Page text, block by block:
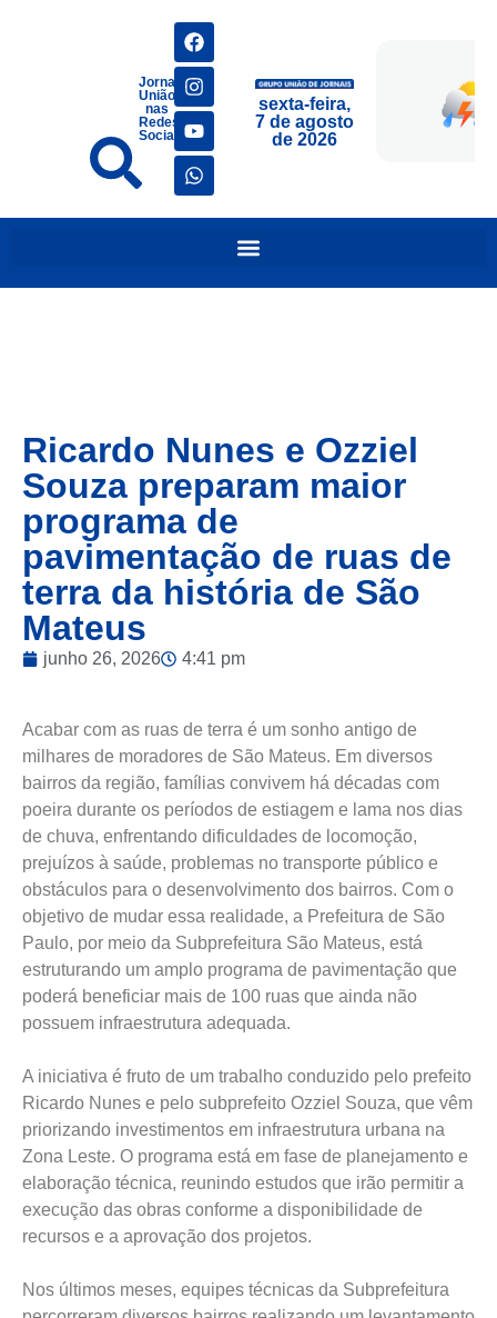
Jornais
União
nas
Redes
Sociais
sexta-feira,
7 de agosto
de 2026
Ricardo Nunes e Ozziel
Souza preparam maior
programa de
pavimentação de ruas de
terra da história de São
Mateus
junho 26, 2026 4:41 pm
Acabar com as ruas de terra é um sonho antigo de
milhares de moradores de São Mateus. Em diversos
bairros da região, famílias convivem há décadas com
poeira durante os períodos de estiagem e lama nos dias
de chuva, enfrentando dificuldades de locomoção,
prejuízos à saúde, problemas no transporte público e
obstáculos para o desenvolvimento dos bairros. Com o
objetivo de mudar essa realidade, a Prefeitura de São
Paulo, por meio da Subprefeitura São Mateus, está
estruturando um amplo programa de pavimentação que
poderá beneficiar mais de 100 ruas que ainda não
possuem infraestrutura adequada.
A iniciativa é fruto de um trabalho conduzido pelo prefeito
Ricardo Nunes e pelo subprefeito Ozziel Souza, que vêm
priorizando investimentos em infraestrutura urbana na
Zona Leste. O programa está em fase de planejamento e
elaboração técnica, reunindo estudos que irão permitir a
execução das obras conforme a disponibilidade de
recursos e a aprovação dos projetos.
Nos últimos meses, equipes técnicas da Subprefeitura